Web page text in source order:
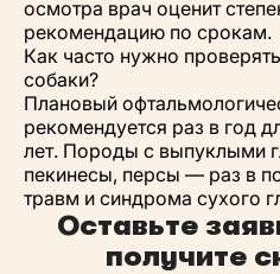
осмотра врач оценит
рекомендацию по срокам.
Как часто нужно
собаки?
Плановый
рекомендуется раз в год
лет. Породы с выпуклыми
пекинесы, персы — раз в
травм и синдрома сухого
Оставьте
получите